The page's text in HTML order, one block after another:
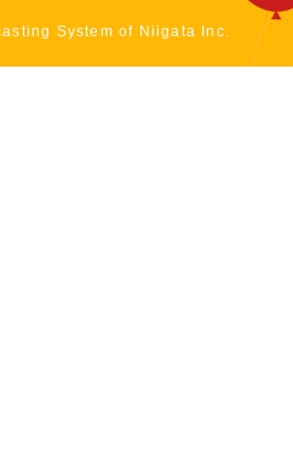
System of Niigata Inc.